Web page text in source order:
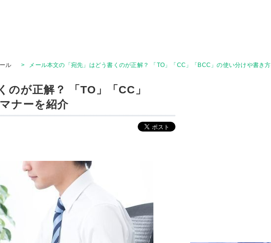
ル > メール本文の「宛先」はどう書くのが正解？ 「TO」「CC」「BCC」の使い分けや書き
が正解？ 「TO」「CC」
ナーを紹介